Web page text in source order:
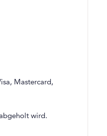
Mastercard,
wird.